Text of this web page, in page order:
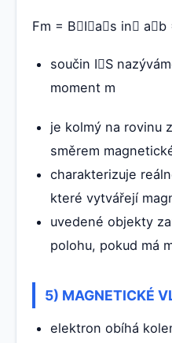
Fm = BIas in ab
součin IS
moment m
je kolmý na rovinu
směrem
charakterizuje
které vytvářejí
uvedené objekty
polohu, pokud má
5) MAGNETICKÉ
elektron obíhá